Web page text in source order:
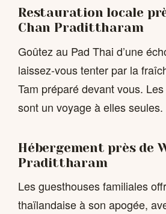
Restauration locale
Chan Pradittharam
Goûtez au Pad Thai d’une
laissez-vous tenter par la
Tam préparé devant vous.
sont un voyage à elles seules.
Hébergement près de
Pradittharam
Les guesthouses familiales
thaïlandaise à son apogée,